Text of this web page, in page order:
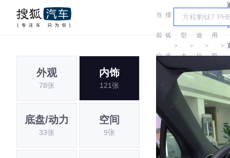
当
前
位
搜
狐
汽
＞
车
型
大
全
＞
凯
迪
拉
克
＞
通
用
凯
迪
拉
克
＞
外观
78张
内饰
121张
底盘/动力
33张
空间
9张